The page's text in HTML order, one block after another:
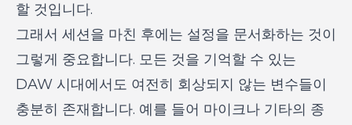
할 것입니다.
그래서 세션을 마친 후에는 설정을 문서화하는 것이
그렇게 중요합니다. 모든 것을 기억할 수 있는
DAW 시대에서도 여전히 회상되지 않는 변수들이
충분히 존재합니다. 예를 들어 마이크나 기타의 종